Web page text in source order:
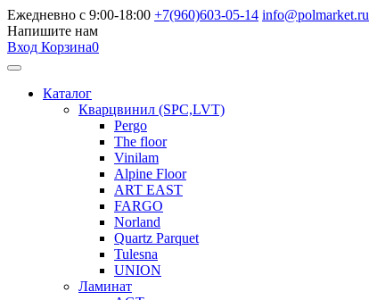
Ежедневно с 9:00-18:00 +7(960)603-05-14 info@polmarket.ru
Напишите нам
Вход Корзина0
Каталог
Кварцвинил (SPC,LVT)
Pergo
The floor
Vinilam
Alpine Floor
ART EAST
FARGO
Norland
Quartz Parquet
Tulesna
UNION
Ламинат